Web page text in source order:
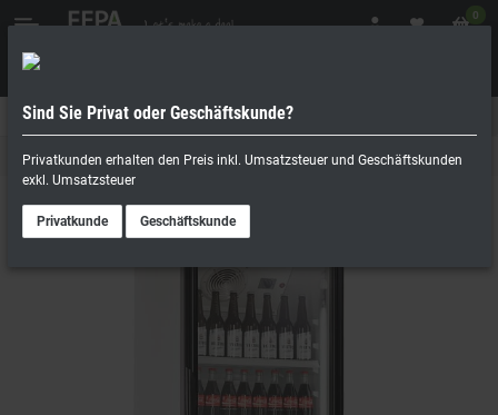
0
Geschäftskunde
Flaschen/Glastürkühlschranke
Sind Sie Privat oder Geschäftskunde?
Privatkunden erhalten den Preis inkl. Umsatzsteuer und Geschäftskunden
exkl. Umsatzsteuer
Privatkunde Geschäftskunde